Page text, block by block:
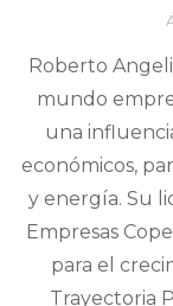
Roberto
mundo
una
económicos,
y energía. Su
Empresas
para el
Trayectoria